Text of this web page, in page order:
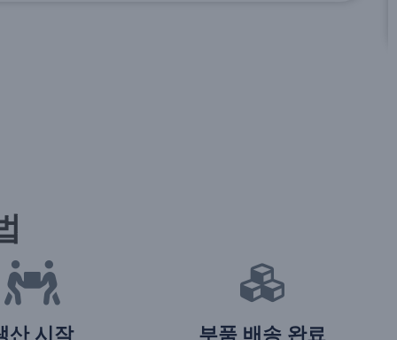
산 시작 부품 배송 완료